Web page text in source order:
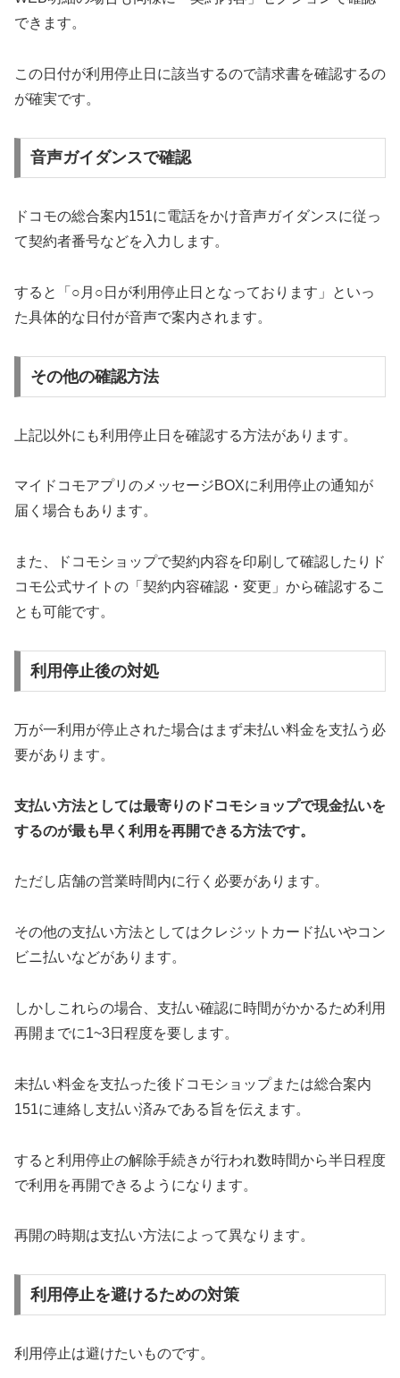
できます。
この日付が利用停止日に該当するので請求書を確認するの
が確実です。
音声ガイダンスで確認
ドコモの総合案内151に電話をかけ音声ガイダンスに従っ
て契約者番号などを入力します。
すると「○月○日が利用停止日となっております」といっ
た具体的な日付が音声で案内されます。
その他の確認方法
上記以外にも利用停止日を確認する方法があります。
マイドコモアプリのメッセージBOXに利用停止の通知が
届く場合もあります。
また、ドコモショップで契約内容を印刷して確認したりド
コモ公式サイトの「契約内容確認・変更」から確認するこ
とも可能です。
利用停止後の対処
万が一利用が停止された場合はまず未払い料金を支払う必
要があります。
支払い方法としては最寄りのドコモショップで現金払いを
するのが最も早く利用を再開できる方法です。
ただし店舗の営業時間内に行く必要があります。
その他の支払い方法としてはクレジットカード払いやコン
ビニ払いなどがあります。
しかしこれらの場合、支払い確認に時間がかかるため利用
再開までに1~3日程度を要します。
未払い料金を支払った後ドコモショップまたは総合案内
151に連絡し支払い済みである旨を伝えます。
すると利用停止の解除手続きが行われ数時間から半日程度
で利用を再開できるようになります。
再開の時期は支払い方法によって異なります。
利用停止を避けるための対策
利用停止は避けたいものです。